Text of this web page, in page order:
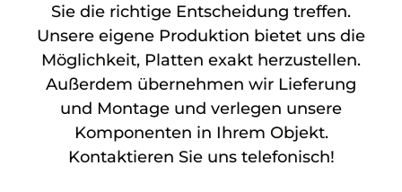
Sie die richtige Entscheidung treffen.
Unsere eigene Produktion bietet uns die
Möglichkeit, Platten exakt herzustellen.
Außerdem übernehmen wir Lieferung
und Montage und verlegen unsere
Komponenten in Ihrem Objekt.
Kontaktieren Sie uns telefonisch!